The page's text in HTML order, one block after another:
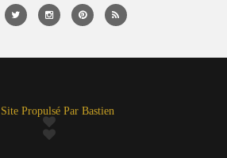
Propulsé Par Bastien